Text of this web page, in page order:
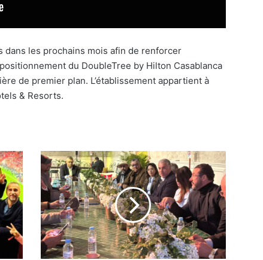
dans les prochains mois afin de renforcer
du DoubleTree by Hilton Casablanca
de premier plan. L’établissement appartient à
& Resorts.
CRT
Marrakech-
Safi :
bilan
2025
positif
et
perspectives
2026–